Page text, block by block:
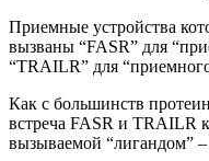
Приемные устройства
вызваны “FASR” для
“TRAILR” для
Как с большинств
встреча FASR и TRAILR
вызываемой “лигандом” –